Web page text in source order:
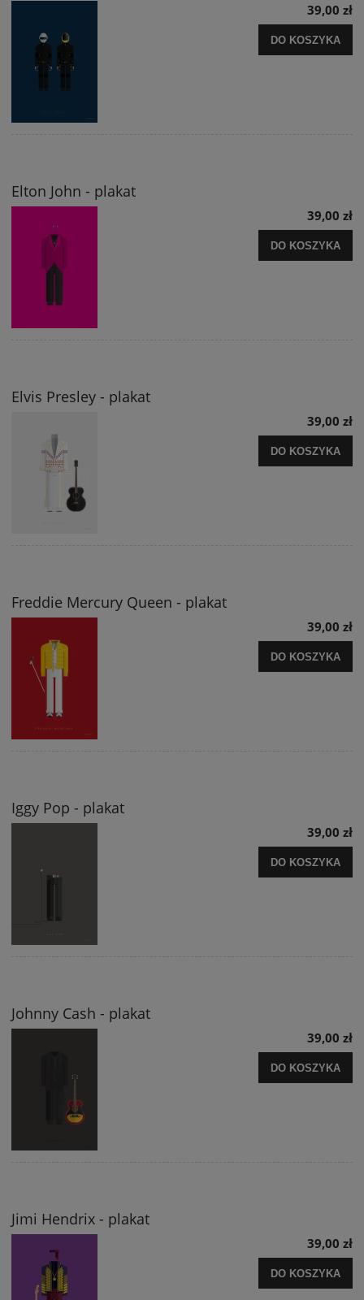
39,00 zł
DO KOSZYKA
Elton John - plakat
39,00 zł
DO KOSZYKA
Elvis Presley - plakat
39,00 zł
DO KOSZYKA
Freddie Mercury Queen - plakat
39,00 zł
DO KOSZYKA
Iggy Pop - plakat
39,00 zł
DO KOSZYKA
Johnny Cash - plakat
39,00 zł
DO KOSZYKA
Jimi Hendrix - plakat
39,00 zł
DO KOSZYKA